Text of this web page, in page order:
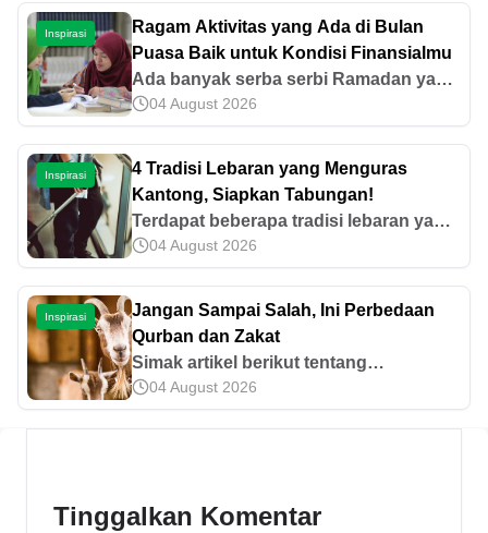
Inspirasi
Ragam Aktivitas yang Ada di Bulan
Puasa Baik untuk Kondisi Finansialmu
Ada banyak serba serbi Ramadan yang
bisa kamu lakukan tanpa membebani
anggaran, bahkan bisa meningkatkan
revenue.
04 August 2026
Inspirasi
4 Tradisi Lebaran yang Menguras
Kantong, Siapkan Tabungan!
Terdapat beberapa tradisi lebaran yang
selalu dinanti-nanti. Tapi sadarkah kita
bahwa hal tersebut berpengaruh pada
kondisi ekonomi pribadi?
04 August 2026
Inspirasi
Jangan Sampai Salah, Ini Perbedaan
Qurban dan Zakat
Simak artikel berikut tentang
Perbedaan Qurban dan Zakat. Baca
Syarat dan ketentuan berikut di artikel
04 August 2026
Tinggalkan Komentar